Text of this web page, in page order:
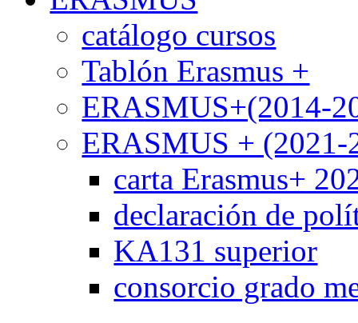
catálogo cursos
Tablón Erasmus +
ERASMUS+(2014-
ERASMUS + (2021-
carta Erasmus+
declaración de
KA131 superior
consorcio grado